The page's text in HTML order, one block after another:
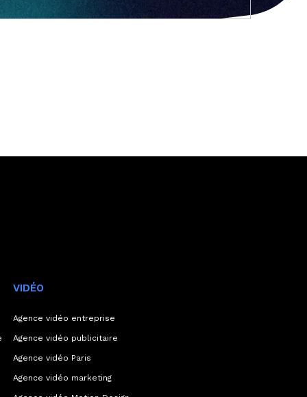
VIDÉO
Agence vidéo entreprise
Agence vidéo publicitaire
Agence vidéo Paris
Agence vidéo marketing